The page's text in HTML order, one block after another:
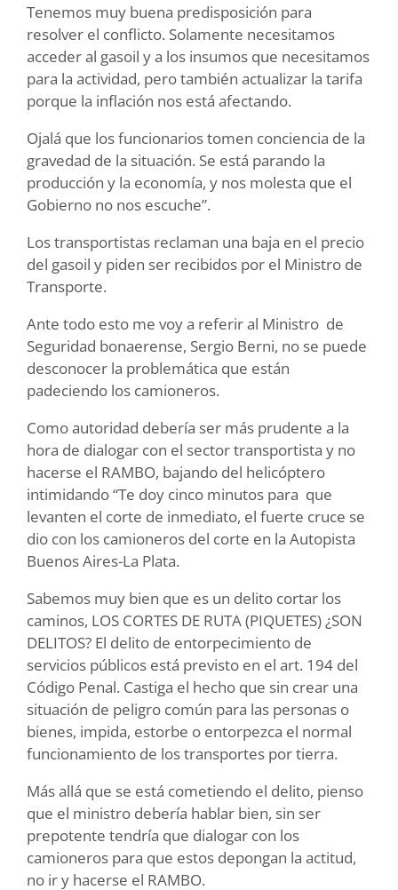
Tenemos muy buena predisposición para
resolver el conflicto. Solamente necesitamos
acceder al gasoil y a los insumos que necesitamos
para la actividad, pero también actualizar la tarifa
porque la inflación nos está afectando.
Ojalá que los funcionarios tomen conciencia de la
gravedad de la situación. Se está parando la
producción y la economía, y nos molesta que el
Gobierno no nos escuche”.
Los transportistas reclaman una baja en el precio
del gasoil y piden ser recibidos por el Ministro de
Transporte.
Ante todo esto me voy a referir al Ministro de
Seguridad bonaerense, Sergio Berni, no se puede
desconocer la problemática que están
padeciendo los camioneros.
Como autoridad debería ser más prudente a la
hora de dialogar con el sector transportista y no
hacerse el RAMBO, bajando del helicóptero
intimidando “Te doy cinco minutos para que
levanten el corte de inmediato, el fuerte cruce se
dio con los camioneros del corte en la Autopista
Buenos Aires-La Plata.
Sabemos muy bien que es un delito cortar los
caminos, LOS CORTES DE RUTA (PIQUETES) ¿SON
DELITOS? El delito de entorpecimiento de
servicios públicos está previsto en el art. 194 del
Código Penal. Castiga el hecho que sin crear una
situación de peligro común para las personas o
bienes, impida, estorbe o entorpezca el normal
funcionamiento de los transportes por tierra.
Más allá que se está cometiendo el delito, pienso
que el ministro debería hablar bien, sin ser
prepotente tendría que dialogar con los
camioneros para que estos depongan la actitud,
no ir y hacerse el RAMBO.